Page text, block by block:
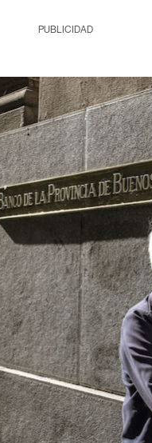
PUBLICIDAD